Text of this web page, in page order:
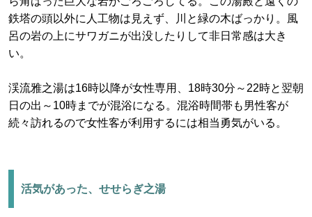
鉄塔の頭以外に人工物は見えず、川と緑の木ばっかり。風
呂の岩の上にサワガニが出没したりして非日常感は大き
い。
渓流雅之湯は16時以降が女性専用、18時30分～22時と翌朝
日の出～10時までが混浴になる。混浴時間帯も男性客が
続々訪れるので女性客が利用するには相当勇気がいる。
活気があった、せせらぎ之湯